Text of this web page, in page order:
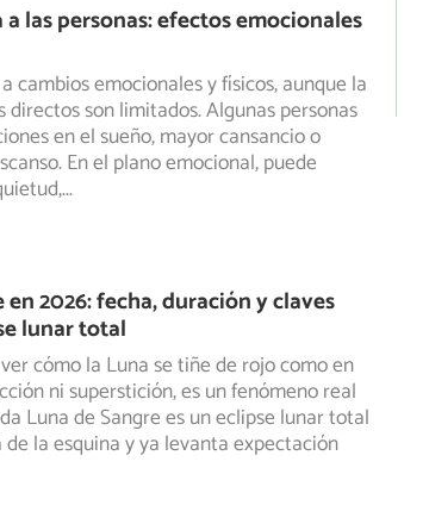
las personas: efectos emocionales
cambios emocionales y físicos, aunque la
son limitados. Algunas personas
en el sueño, mayor cansancio o
En el plano emocional, puede
...
2026: fecha, duración y claves
lunar total
cómo la Luna se tiñe de rojo como en
ni superstición, es un fenómeno real
Luna de Sangre es un eclipse lunar total
la esquina y ya levanta expectación